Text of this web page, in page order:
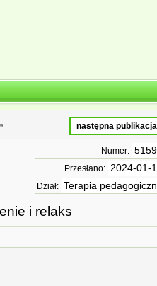
następna publikacja
Numer:
Przesłano: 2024-01-
Dział: Terapia
i relaks